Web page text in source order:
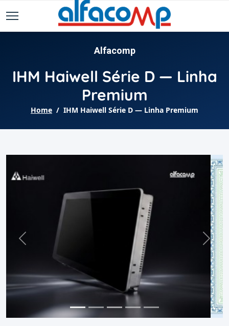
Alfacomp
IHM Haiwell Série D — Linha
Premium
Home IHM Haiwell Série D — Linha Premium
Previous Next